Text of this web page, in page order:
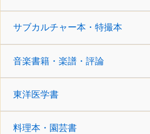
サブカルチャー本・特撮本
音楽書籍・楽譜・評論
東洋医学書
料理本・園芸書